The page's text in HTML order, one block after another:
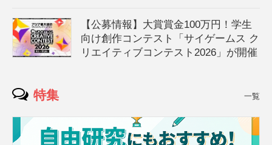
【公募情報】大賞賞金100万円！学生
向け創作コンテスト「サイゲームス ク
リエイティブコンテスト2026」が開催
特集 一覧